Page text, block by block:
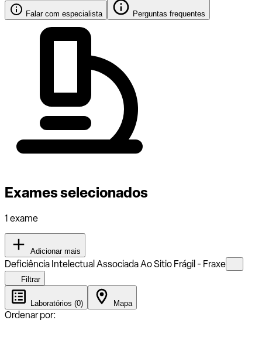
Falar com especialista Perguntas frequentes
Exames selecionados
1 exame
Adicionar mais
Deficiência Intelectual Associada Ao Sitio Frágil - Fraxe
Filtrar
Laboratórios (0) Mapa
Ordenar por: